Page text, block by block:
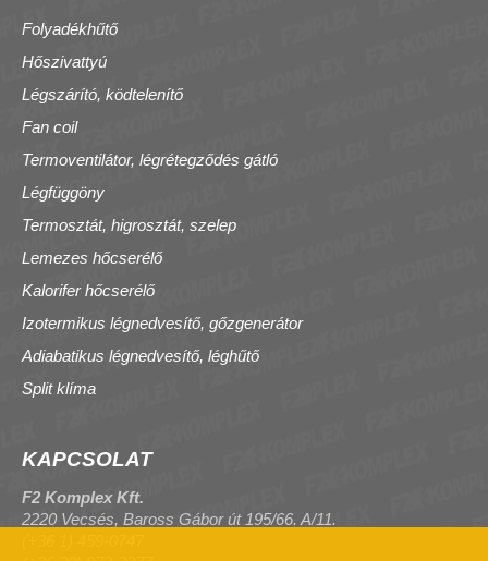
Folyadékhűtő
Hőszivattyú
Légszárító, ködtelenítő
Fan coil
Termoventilátor, légrétegződés gátló
Légfüggöny
Termosztát, higrosztát, szelep
Lemezes hőcserélő
Kalorifer hőcserélő
Izotermikus légnedvesítő, gőzgenerátor
Adiabatikus légnedvesítő, léghűtő
Split klíma
KAPCSOLAT
F2 Komplex Kft.
2220 Vecsés, Baross Gábor út 195/66. A/11.